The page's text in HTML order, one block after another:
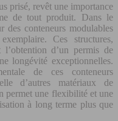
prisé, revêt une importance
de tout produit. Dans le
des conteneurs modulables
Ces structures,
l’obtention d’un permis de
longévité exceptionnelles.
de ces conteneurs
d’autres matériaux de
permet une flexibilité et une
à long terme plus que